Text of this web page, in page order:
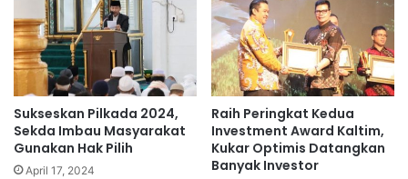
Sukseskan Pilkada 2024,
Sekda Imbau Masyarakat
Gunakan Hak Pilih
April 17, 2024
Raih Peringkat Kedua
Investment Award Kaltim,
Kukar Optimis Datangkan
Banyak Investor